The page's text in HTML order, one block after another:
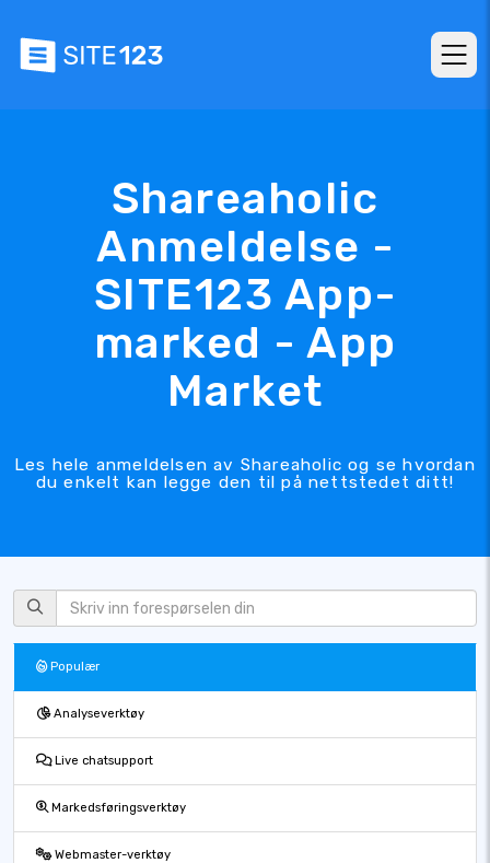
Shareaholic
Anmeldelse -
SITE123 App-
marked - App
Market
Les hele anmeldelsen av Shareaholic og se hvordan
du enkelt kan legge den til på nettstedet ditt!
Populær
Analyseverktøy
Live chatsupport
Markedsføringsverktøy
Webmaster-verktøy